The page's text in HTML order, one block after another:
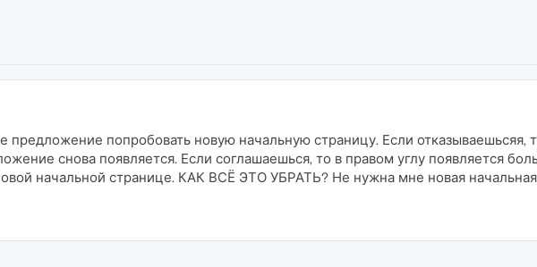
предложение попробовать новую начальную страницу. Если
снова появляется. Если соглашаешься, то в правом углу появляется
начальной странице. КАК ВСЁ ЭТО УБРАТЬ? Не нужна мне новая